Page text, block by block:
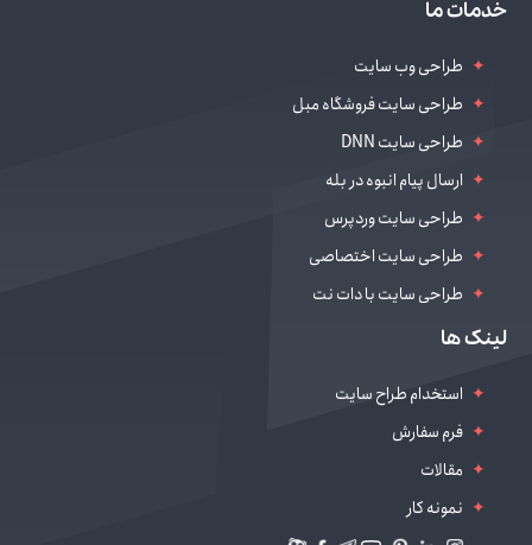
خدمات ما
طراحی وب سایت
طراحی سایت فروشگاه مبل
طراحی سایت DNN
ارسال پیام انبوه در بله
طراحی سایت وردپرس
طراحی سایت اختصاصی
طراحی سایت با دات نت
طراحی سایت سالن زیباییلینک ها
استخدام طراح سایت
فرم سفارش
مقالات
نمونه کار